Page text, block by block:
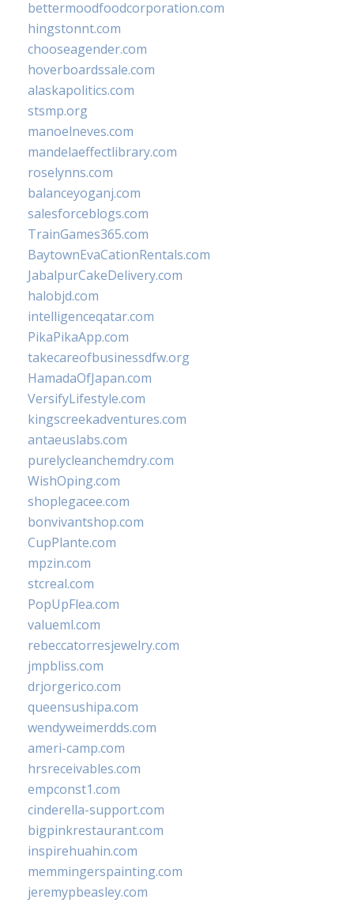
bettermoodfoodcorporation.com
hingstonnt.com
chooseagender.com
hoverboardssale.com
alaskapolitics.com
stsmp.org
manoelneves.com
mandelaeffectlibrary.com
roselynns.com
balanceyoganj.com
salesforceblogs.com
TrainGames365.com
BaytownEvaCationRentals.com
JabalpurCakeDelivery.com
halobjd.com
intelligenceqatar.com
PikaPikaApp.com
takecareofbusinessdfw.org
HamadaOfJapan.com
VersifyLifestyle.com
kingscreekadventures.com
antaeuslabs.com
purelycleanchemdry.com
WishOping.com
shoplegacee.com
bonvivantshop.com
CupPlante.com
mpzin.com
stcreal.com
PopUpFlea.com
valueml.com
rebeccatorresjewelry.com
jmpbliss.com
drjorgerico.com
queensushipa.com
wendyweimerdds.com
ameri-camp.com
hrsreceivables.com
empconst1.com
cinderella-support.com
bigpinkrestaurant.com
inspirehuahin.com
memmingerspainting.com
jeremypbeasley.com